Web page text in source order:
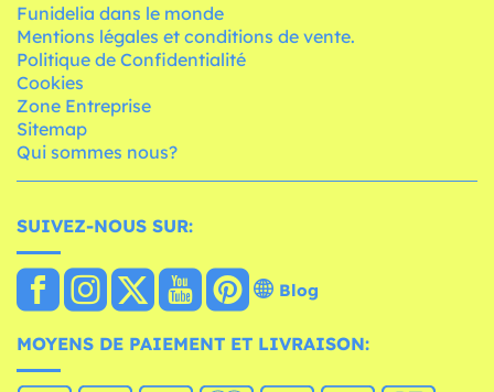
Funidelia dans le monde
Mentions légales et conditions de vente.
Politique de Confidentialité
Cookies
Zone Entreprise
Sitemap
Qui sommes nous?
SUIVEZ-NOUS SUR:
Blog
MOYENS DE PAIEMENT ET LIVRAISON: